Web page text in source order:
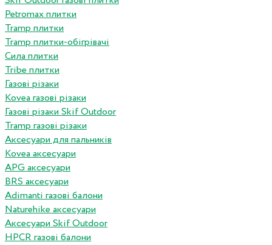
Petromax плитки
Tramp плитки
Tramp плитки-обігрівачі
Сила плитки
Tribe плитки
Газові різаки
Kovea газові різаки
Газові різаки Skif Outdoor
Tramp газові різаки
Аксесуари для пальників
Kovea аксесуари
APG аксесуари
BRS аксесуари
Adimanti газові балони
Naturehike аксесуари
Аксесуари Skif Outdoor
HPCR газові балони